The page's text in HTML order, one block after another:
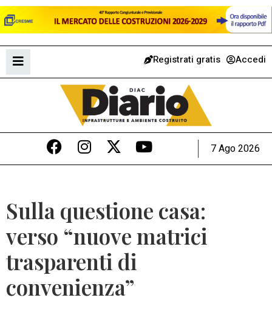
Registrati gratis Accedi
7 Ago 2026
Sulla questione casa:
verso “nuove matrici
trasparenti di
convenienza”